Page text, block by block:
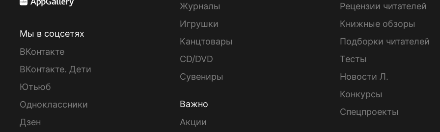
Мы в соцсетях
ВКонтакте
ВКонтакте. Дети
Ютьюб
Одноклассники
Дзен
Журналы
Игрушки
Канцтовары
CD/DVD
Сувениры
Важно
Акции
Рецензии читателей
Книжные обзоры
Подборки читателей
Тесты
Новости Л.
Конкурсы
Спецпроекты